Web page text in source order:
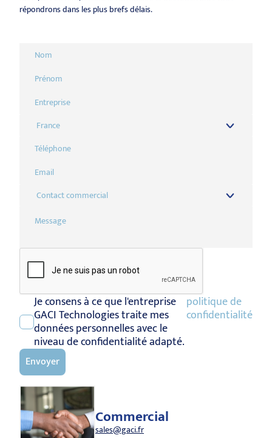
répondrons dans les plus brefs délais.
France
Contact commercial
Je consens à ce que l'entreprise
GACI Technologies traite mes
données personnelles avec le
niveau de confidentialité adapté.
politique de
confidentialité
Envoyer
Commercial
sales@gaci.fr